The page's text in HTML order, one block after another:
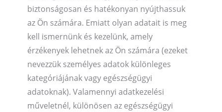
biztonságosan és hatékonyan nyújthassuk
az Ön számára. Emiatt olyan adatait is meg
kell ismernünk és kezelünk, amely
érzékenyek lehetnek az Ön számára (ezeket
nevezzük személyes adatok különleges
kategóriájának vagy egészségügyi
adatoknak). Valamennyi adatkezelési
műveletnél, különösen az egészségügyi